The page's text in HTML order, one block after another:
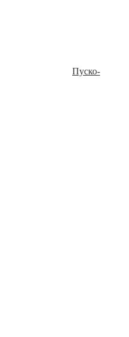
Пуско-